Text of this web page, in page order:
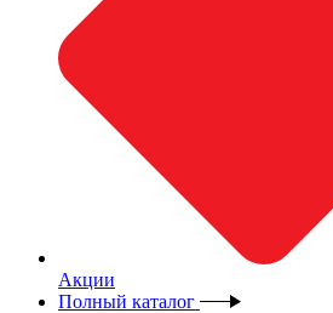
Акции
Полный каталог